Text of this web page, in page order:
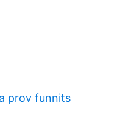
prov funnits